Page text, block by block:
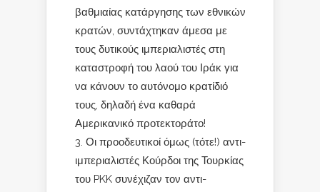
βαθμιαίας κατάργησης των εθνικών
κρατών, συντάχτηκαν άμεσα με
τους δυτικούς ιμπεριαλιστές στη
καταστροφή του λαού του Ιράκ για
να κάνουν το αυτόνομο κρατίδιό
τους, δηλαδή ένα καθαρά
Αμερικανικό προτεκτοράτο!
Οι προοδευτικοί όμως (τότε!) αντι-
ιμπεριαλιστές Κούρδοι της Τουρκίας
του PKK συνέχιζαν τον αντι-